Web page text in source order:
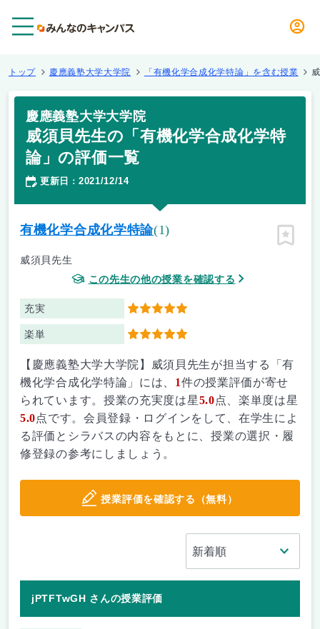
トップ 慶應義塾大学大学院 「有機化学合成化学特論」を含む授業
慶應義塾大学大学院
威須貝先生の「有機化学合成化学特
論」の評価一覧
更新日 ： 2021/12/14
有機化学合成化学特論(1)
威須貝先生
この先生の他の授業を確認する
充実 5
楽単 5
ピン留
【慶應義塾大学大学院】威須貝先生が担当する「有
機化学合成化学特論」には、 1件の授業評価が寄せ
られています。授業の充実度は星5.0点、楽単度は星
5.0点です。会員登録・ログインをして、在学生によ
る評価とシラバスの内容をもとに、授業の選択・履
修登録の参考にしましょう。
授業評価を確認する（無料）
jPTFTwGH さんの授業評価